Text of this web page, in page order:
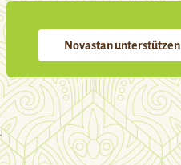
Novastan unterstützen